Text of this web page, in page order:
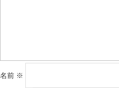
名前 ※